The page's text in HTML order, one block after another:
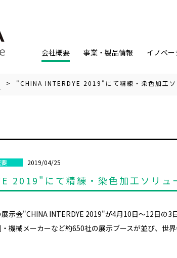
会社概要 事業・製品情報 イノベー
> "CHINA INTERDYE 2019"にて精練・染色加工ソ
2019/04/25
2019"にて精練・染色加工ソリュ
示会"CHINA INTERDYE 2019"が4月10日～12日の
機械メーカーなど約650社の展示ブースが並び、世